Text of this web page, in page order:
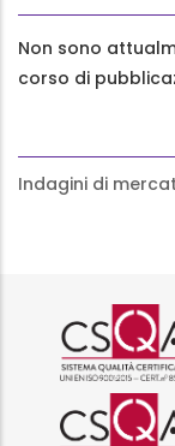
Non sono
corso di
Indagini di
Logo
Logo